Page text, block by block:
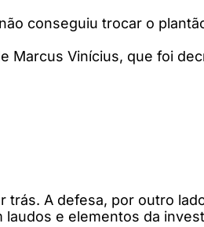
conseguiu trocar o
Marcus Vinícius, que foi
A defesa, por outro
e elementos da